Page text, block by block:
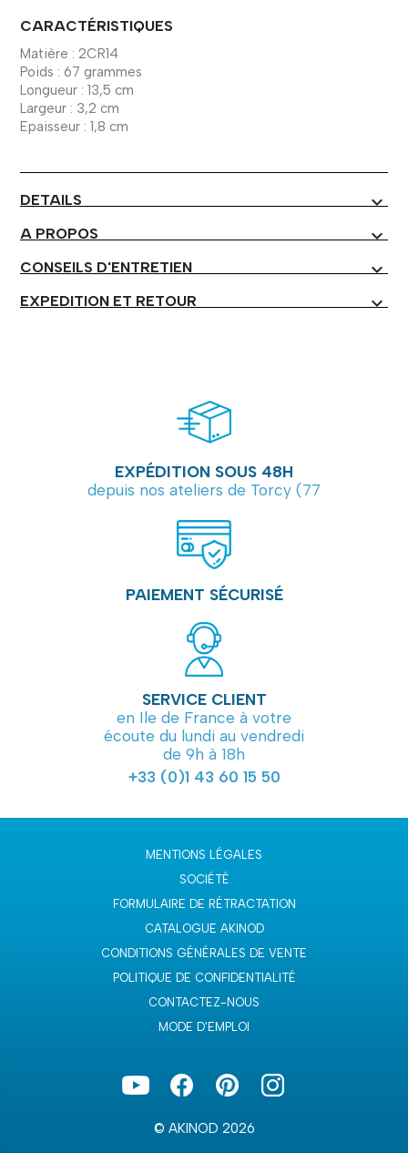
CARACTÉRISTIQUES
Matière : 2CR14
Poids : 67 grammes
Longueur : 13,5 cm
Largeur : 3,2 cm
Epaisseur : 1,8 cm
DETAILS expand_more
A PROPOS expand_more
CONSEILS D'ENTRETIEN expand_more
EXPEDITION ET RETOUR expand_more
EXPÉDITION SOUS 48H
depuis nos ateliers de Torcy (77
PAIEMENT SÉCURISÉ
SERVICE CLIENT
en Ile de France à votre
écoute du lundi au vendredi
de 9h à 18h
+33 (0)1 43 60 15 50
MENTIONS LÉGALES
SOCIÉTÉ
FORMULAIRE DE RÉTRACTATION
CATALOGUE AKINOD
CONDITIONS GÉNÉRALES DE VENTE
POLITIQUE DE CONFIDENTIALITÉ
CONTACTEZ-NOUS
MODE D'EMPLOI
© AKINOD 2026